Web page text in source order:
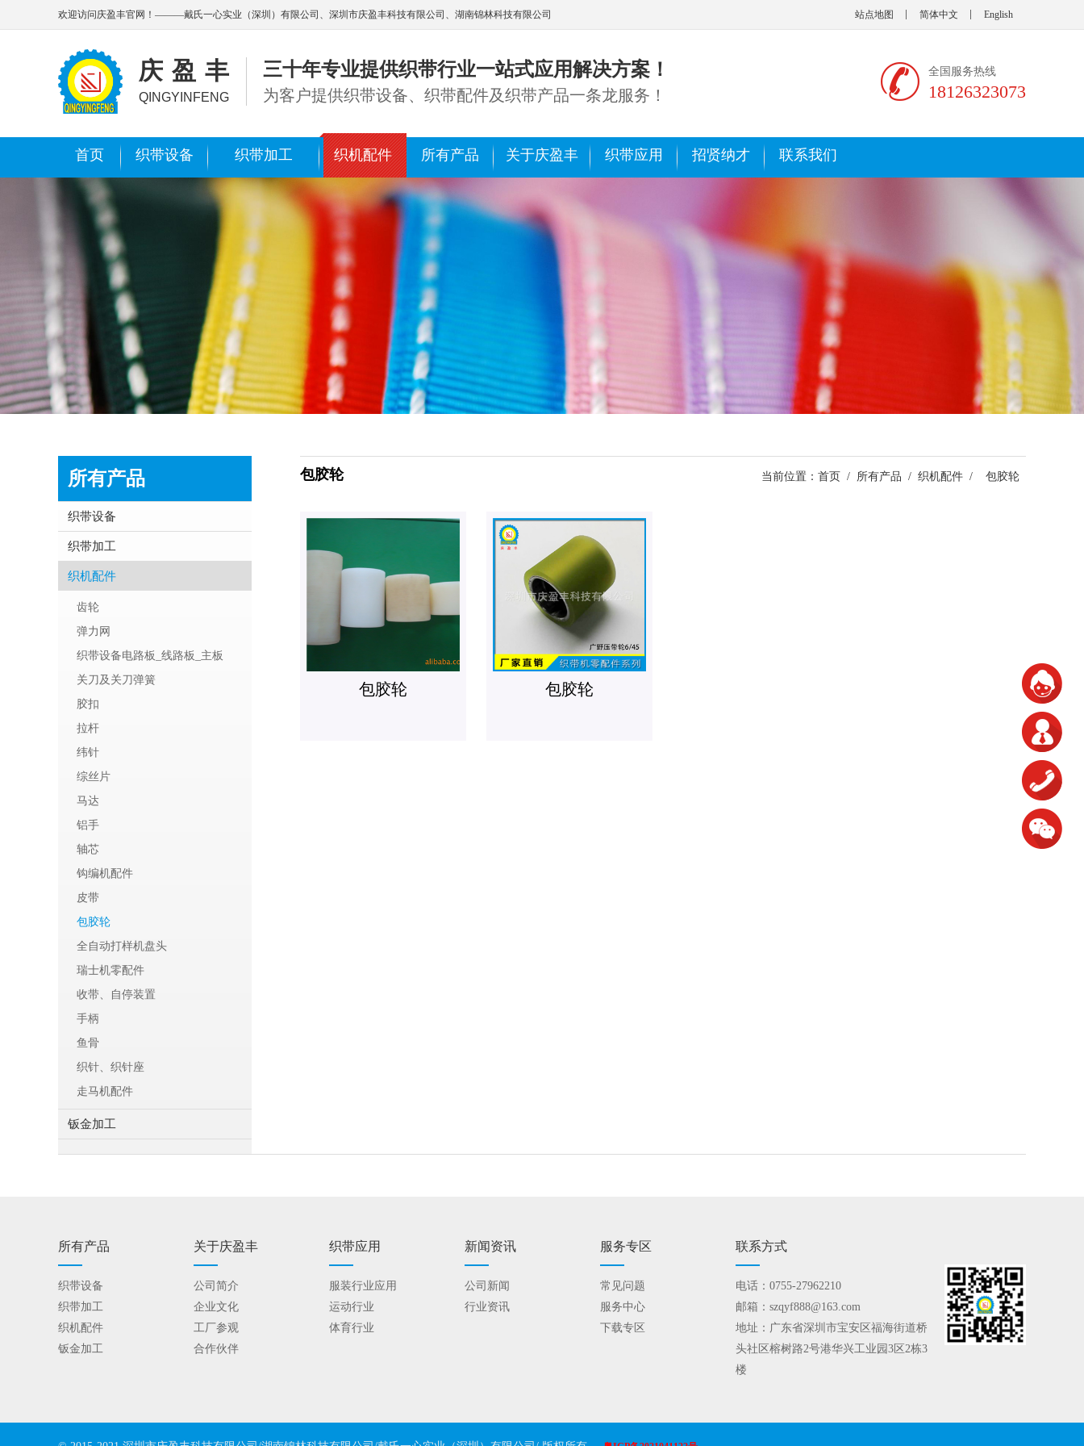
欢迎访问庆盈丰官网！———戴氏一心实业（深圳）有限公司、深圳市庆盈丰科技有限公司、湖南锦林科技有限公司 站点地图 简体中文 English
庆盈丰
QINGYINFENG
三十年专业提供织带行业一站式应用解决方案！
为客户提供织带设备、织带配件及织带产品一条龙服务！
全国服务热线
18126323073
首页 织带设备 织带加工 织机配件 所有产品 关于庆盈丰 织带应用 招贤纳才 联系我们
包胶轮 当前位置： 首页 / 所有产品 / 织机配件 / 包胶轮
包胶轮 包胶轮
所有产品
织带设备
织带加工
织机配件
齿轮
弹力网
织带设备电路板_线路板_主板
关刀及关刀弹簧
胶扣
拉杆
纬针
综丝片
马达
铝手
轴芯
钩编机配件
皮带
包胶轮
全自动打样机盘头
瑞士机零配件
收带、自停装置
手柄
鱼骨
织针、织针座
走马机配件
钣金加工
所有产品
织带设备
织带加工
织机配件
钣金加工
关于庆盈丰
公司简介
企业文化
工厂参观
合作伙伴
织带应用
服装行业应用
运动行业
体育行业
新闻资讯
公司新闻
行业资讯
服务专区
常见问题
服务中心
下载专区
联系方式
电话：0755-27962210
邮箱：szqyf888@163.com
地址：广东省深圳市宝安区福海街道桥
头社区榕树路2号港华兴工业园3区2栋3
楼